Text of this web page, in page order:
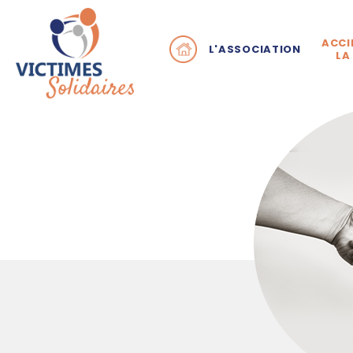
L'ASSOCIATION
LA